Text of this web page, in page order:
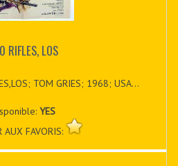
RIFLES, LOS
TOM GRIES; 1968; USA...
YES
AUX FAVORIS: